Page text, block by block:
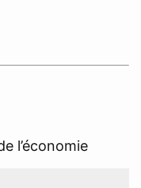
l’économie